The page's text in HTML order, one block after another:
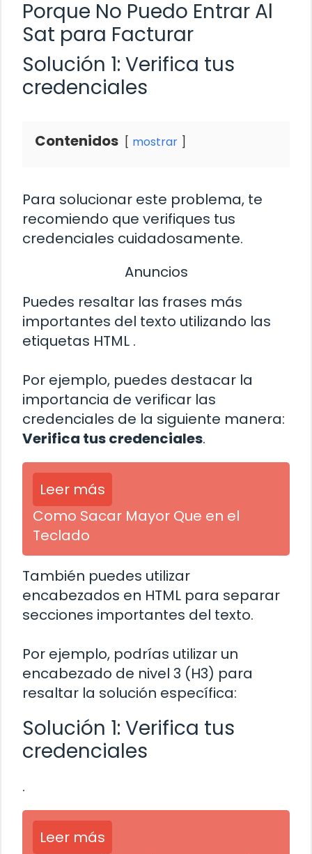
Porque No Puedo Entrar Al
Sat para Facturar
Solución 1: Verifica tus
credenciales
Contenidos mostrar
Para solucionar este problema, te
recomiendo que verifiques tus
credenciales cuidadosamente.
Anuncios
Puedes resaltar las frases más
importantes del texto utilizando las
etiquetas HTML .
Por ejemplo, puedes destacar la
importancia de verificar las
credenciales de la siguiente manera:
Verifica tus credenciales.
Leer más
Como Sacar Mayor Que en el
Teclado
También puedes utilizar
encabezados en HTML para separar
secciones importantes del texto.
Por ejemplo, podrías utilizar un
encabezado de nivel 3 (H3) para
resaltar la solución específica:
Solución 1: Verifica tus
credenciales
.
Leer más